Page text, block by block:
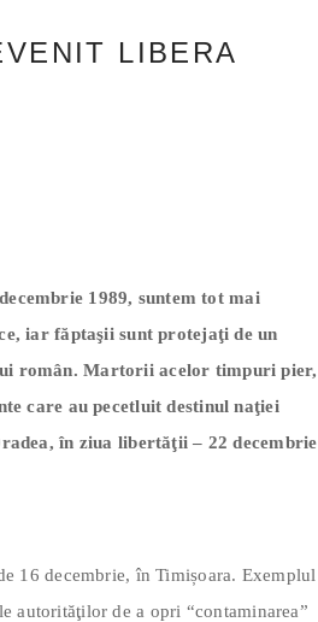
LIBERA
1989, suntem tot mai
iar făptaşii sunt protejaţi de un
român. Martorii acelor timpuri pier,
care au pecetluit destinul naţiei
în ziua libertăţii – 22 decembrie
16 decembrie, în Timișoara. Exemplul
autorităţilor de a opri “contaminarea”